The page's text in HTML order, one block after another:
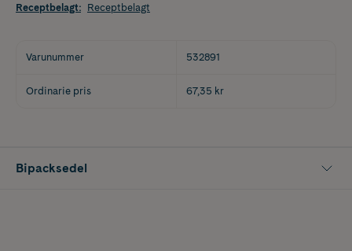
Receptbelagt: Receptbelagt
Varunummer 532891
Ordinarie pris 67,35 kr
Bipacksedel